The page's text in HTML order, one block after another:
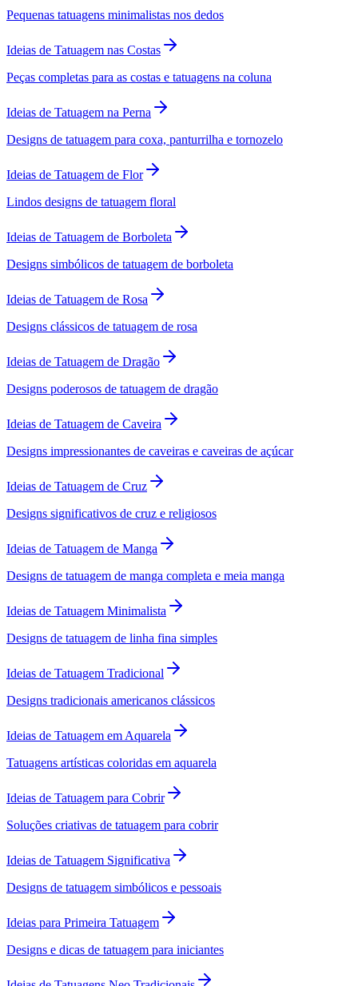
Pequenas tatuagens minimalistas nos dedos
Ideias de Tatuagem nas Costas
Peças completas para as costas e tatuagens na coluna
Ideias de Tatuagem na Perna
Designs de tatuagem para coxa, panturrilha e tornozelo
Ideias de Tatuagem de Flor
Lindos designs de tatuagem floral
Ideias de Tatuagem de Borboleta
Designs simbólicos de tatuagem de borboleta
Ideias de Tatuagem de Rosa
Designs clássicos de tatuagem de rosa
Ideias de Tatuagem de Dragão
Designs poderosos de tatuagem de dragão
Ideias de Tatuagem de Caveira
Designs impressionantes de caveiras e caveiras de açúcar
Ideias de Tatuagem de Cruz
Designs significativos de cruz e religiosos
Ideias de Tatuagem de Manga
Designs de tatuagem de manga completa e meia manga
Ideias de Tatuagem Minimalista
Designs de tatuagem de linha fina simples
Ideias de Tatuagem Tradicional
Designs tradicionais americanos clássicos
Ideias de Tatuagem em Aquarela
Tatuagens artísticas coloridas em aquarela
Ideias de Tatuagem para Cobrir
Soluções criativas de tatuagem para cobrir
Ideias de Tatuagem Significativa
Designs de tatuagem simbólicos e pessoais
Ideias para Primeira Tatuagem
Designs e dicas de tatuagem para iniciantes